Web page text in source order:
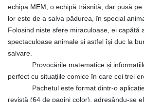
echipa MEM, o echipă trăsnită, dar pusă
lor este de a salva pădurea, în special
Folosind niște sfere miraculoase, ei capătă
spectaculoase animale și astfel își duc la
salvare.
Provocările matematice și
perfect cu situațiile comice în care cei trei
Pachetul este format dintr-o
revistă (64 de pagini color), adresându-se